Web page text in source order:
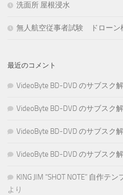
洗面所 屋根浸水
無人航空従事者試験 ドロー
最近のコメント
VideoByte BD-DVD のサブスク
VideoByte BD-DVD のサブスク
VideoByte BD-DVD のサブスク
VideoByte BD-DVD のサブスク
KING JIM “SHOT NOTE” 自作テ
より